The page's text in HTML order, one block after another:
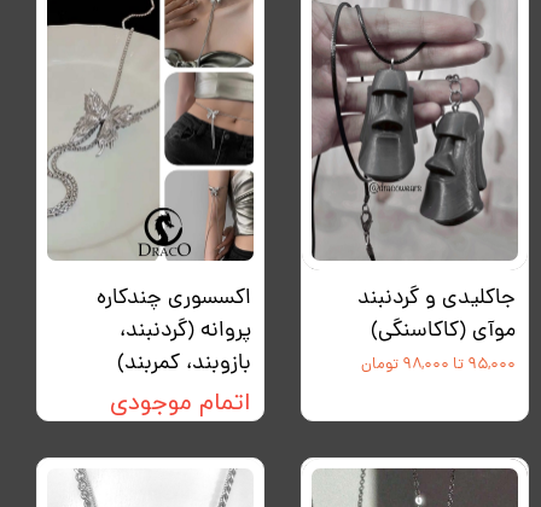
جاکلیدی و گردنبند
موآی (کاکاسنگی)
۹۵,۰۰۰ تا ۹۸,۰۰۰ تومان
اکسسوری چندکاره
پروانه (گردنبند،
بازوبند، کمربند)
اتمام موجودی